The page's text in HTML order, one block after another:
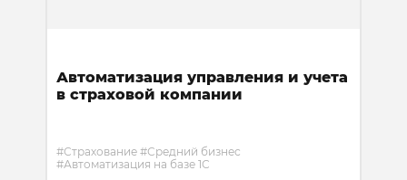
Автоматизация управления и учета
в страховой компании
#Страхование #Средний бизнес
#Автоматизация на базе 1С